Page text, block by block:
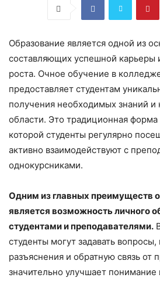
Образование является одной из
составляющих успешной карьеры
роста. Очное обучение в
предоставляет студентам
получения необходимых знаний и
области. Это традиционная
которой студенты регулярно
активно взаимодействуют с
однокурсниками.
Одним из главных преимуществ
является возможность личного
студентами и преподавателями.
студенты могут задавать вопросы,
разъяснения и обратную связь от
значительно улучшает понимание